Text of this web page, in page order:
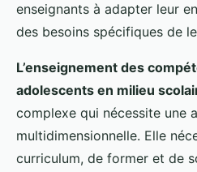
enseignants à adapter leur
des besoins spécifiques de
L’enseignement des
adolescents en milieu
complexe qui nécessite une
multidimensionnelle. Elle
curriculum, de former et de